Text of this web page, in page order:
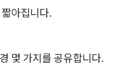
아집니다.
몇 가지를 공유합니다.